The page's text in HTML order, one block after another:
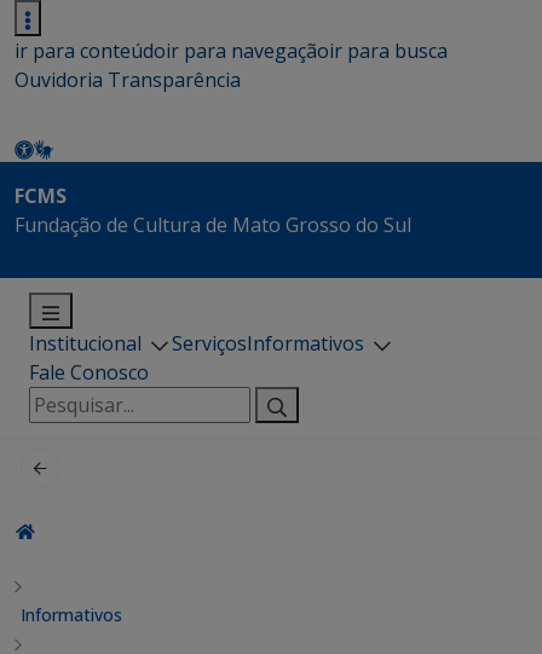
ir para conteúdoir para navegaçãoir para busca
Ouvidoria Transparência
FCMS
Fundação de Cultura de Mato Grosso do Sul
Institucional ServiçosInformativos
Fale Conosco
Pesquisar
por:
Informativos